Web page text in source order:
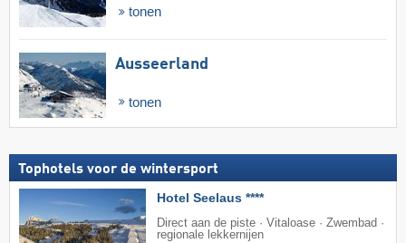
tonen
Ausseerland
tonen
Tophotels voor de wintersport
Hotel Seelaus ****
Direct aan de piste · Vitaloase · Zwembad ·
regionale lekkernijen